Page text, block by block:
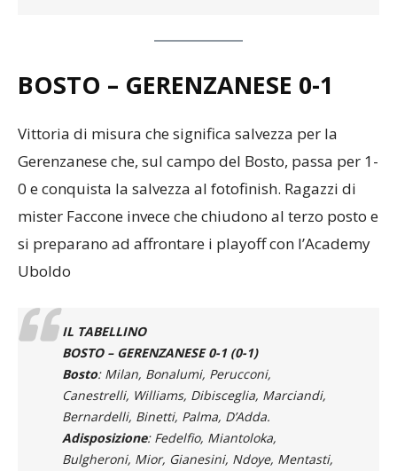
BOSTO – GERENZANESE 0-1
Vittoria di misura che significa salvezza per la
Gerenzanese che, sul campo del Bosto, passa per 1-
0 e conquista la salvezza al fotofinish. Ragazzi di
mister Faccone invece che chiudono al terzo posto e
si preparano ad affrontare i playoff con l’Academy
Uboldo
IL TABELLINO
BOSTO – GERENZANESE 0-1 (0-1)
Bosto: Milan, Bonalumi, Perucconi,
Canestrelli, Williams, Dibisceglia, Marciandi,
Bernardelli, Binetti, Palma, D’Adda.
Adisposizione: Fedelfio, Miantoloka,
Bulgheroni, Mior, Gianesini, Ndoye, Mentasti,